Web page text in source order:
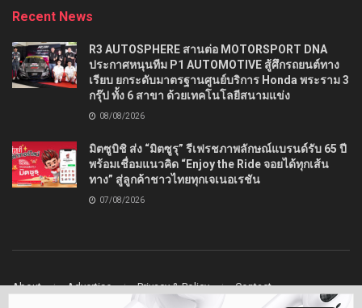
Recent News
R3 AUTOSPHERE สานต่อ MOTORSPORT DNA
ประกาศหนุนทีม P1 AUTOMOTIVE สู้ศึกรถยนต์ทาง
เรียบ ยกระดับมาตรฐานศูนย์บริการ Honda พระราม 3
กรุ๊ป ทั้ง 6 สาขา ด้วยเทคโนโลยีสนามแข่ง
08/08/2026
มิตซูบิชิ ส่ง “มิตซูรุ” รีเฟรชภาพลักษณ์แบรนด์รับ 65 ปี
พร้อมเชื่อมแนวคิด “Enjoy the Ride จอยได้ทุกเส้น
ทาง” สู่ลูกค้าชาวไทยทุกเจเนอเรชัน
07/08/2026
About Advertise Privacy & Policy Contact